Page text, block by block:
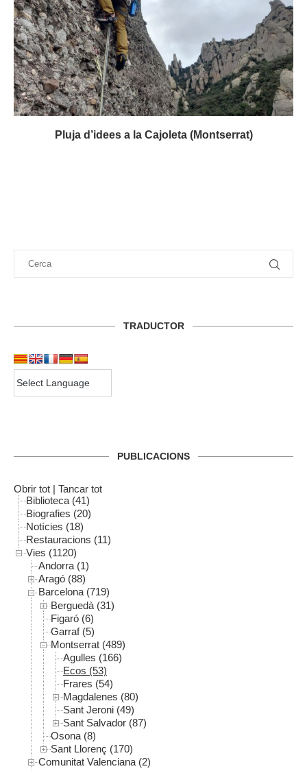
Pluja d’idees a la Cajoleta (Montserrat)
TRADUCTOR
PUBLICACIONS
Obrir tot | Tancar tot
Biblioteca (41)
Biografies (20)
Notícies (18)
Restauracions (11)
Vies (1120)
Andorra (1)
Aragó (88)
Barcelona (719)
Berguedà (31)
Figaró (6)
Garraf (5)
Montserrat (489)
Agulles (166)
Ecos (53)
Frares (54)
Magdalenes (80)
Sant Jeroni (49)
Sant Salvador (87)
Osona (8)
Sant Llorenç (170)
Comunitat Valenciana (2)